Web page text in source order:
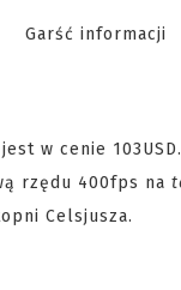
w cenie
rzędu 400fps na
Celsjusza.